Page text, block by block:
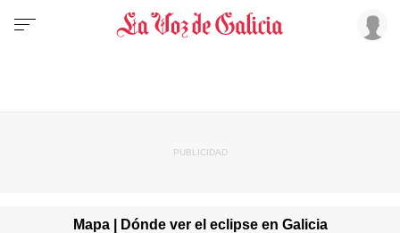
Mapa | Dónde ver el eclipse en Galicia